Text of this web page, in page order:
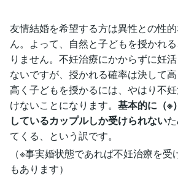
友情結婚を希望する方は異性との性
ん。よって、自然と子どもを授かれ
りません。不妊治療にかからずに妊
ないですが、授かれる確率は決して
高く子どもを授かるには、やはり不
けないことになります。 基本的に（※
しているカップルしか受けられない
てくる、という訳です。
（※事実婚状態であれば不妊治療を受
もあります）